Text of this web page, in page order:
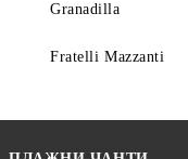
Granadilla
Fratelli Mazzanti